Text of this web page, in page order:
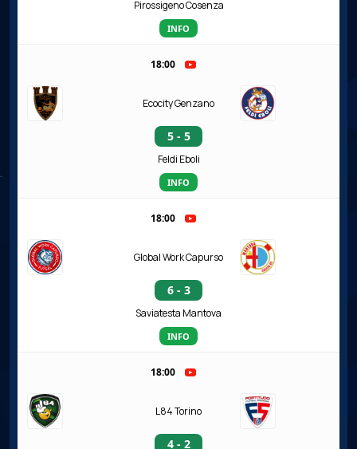
Pirossigeno Cosenza
INFO
18:00
Ecocity Genzano
5 - 5
Feldi Eboli
INFO
18:00
Global Work Capurso
6 - 3
Saviatesta Mantova
INFO
18:00
L84 Torino
4 - 2